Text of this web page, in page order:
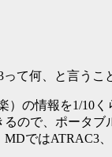
て何、と言う
）の情報を1/10
ので、ポータ
ではATRAC3